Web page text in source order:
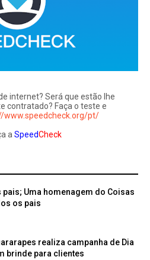
internet? Será que estão lhe
contratado? Faça o teste e
www.speedcheck.org/pt/
a SpeedCheck
pais; Uma homenagem do Coisas
os pais
realiza campanha de Dia
brinde para clientes